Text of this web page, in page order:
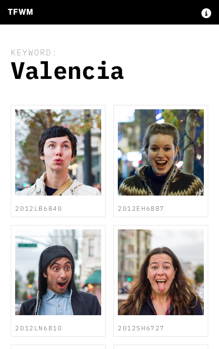
TFWM
KEYWORD:
Valencia
2012LB6840 2012EH6887
2012LN6810 2012SH6727